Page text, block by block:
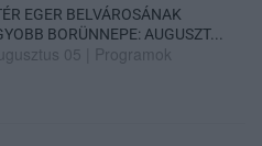
EGER BELVÁROSÁNAK
BORÜNNEPE: AUGUSZT...
05 Programok